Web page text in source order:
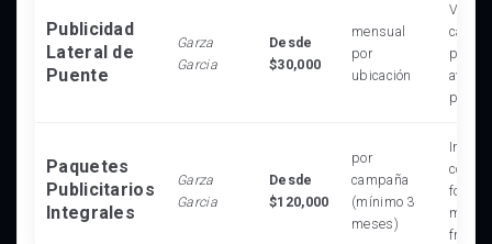
Publicidad
Lateral de
Puente
Garza
Garcia
Desde
$30,000
mensual
por
ubicación
calles
Paquetes
Publicitarios
Integrales
Garza
Garcia
Desde
$120,000
por
campaña
(mínimo 3
meses)